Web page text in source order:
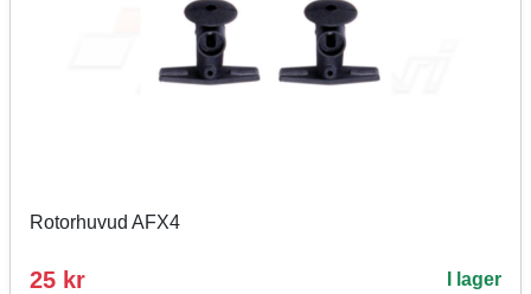
Rotorhuvud AFX4
25 kr I lager